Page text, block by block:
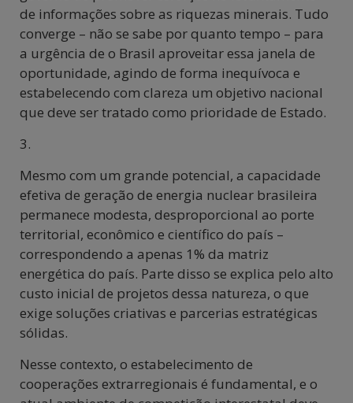
de informações sobre as riquezas minerais. Tudo
converge – não se sabe por quanto tempo – para
a urgência de o Brasil aproveitar essa janela de
oportunidade, agindo de forma inequívoca e
estabelecendo com clareza um objetivo nacional
que deve ser tratado como prioridade de Estado.
3.
Mesmo com um grande potencial, a capacidade
efetiva de geração de energia nuclear brasileira
permanece modesta, desproporcional ao porte
territorial, econômico e científico do país –
correspondendo a apenas 1% da matriz
energética do país. Parte disso se explica pelo alto
custo inicial de projetos dessa natureza, o que
exige soluções criativas e parcerias estratégicas
sólidas.
Nesse contexto, o estabelecimento de
cooperações extrarregionais é fundamental, e o